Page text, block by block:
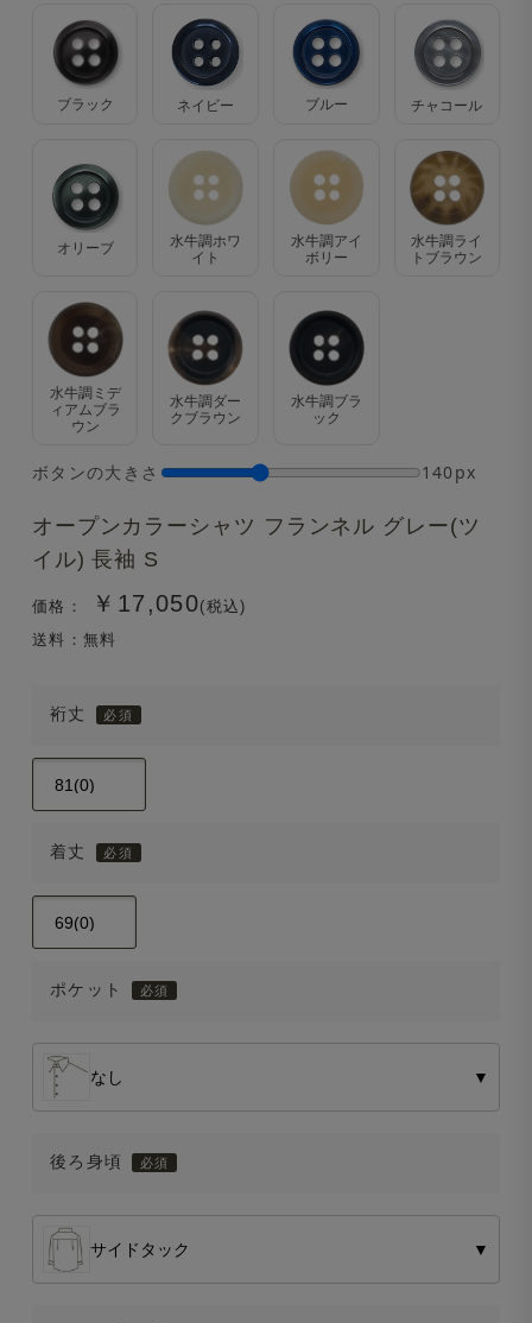
オープンカラーシャツ フランネル グレー(ツ
イル) 長袖 S
価格： ￥17,050(税込)
送料：無料
裄丈
着丈
ポケット
なし ▼
後ろ身頃
サイドタック ▼
ブラック ネイビー ブルー チャコール
オリーブ
水牛調ホワ
イト
水牛調アイ
ボリー
水牛調ライ
トブラウン
水牛調ミデ
ィアムブラ
ウン
水牛調ダー
クブラウン
水牛調ブラ
ック
ボタンの大きさ 140px